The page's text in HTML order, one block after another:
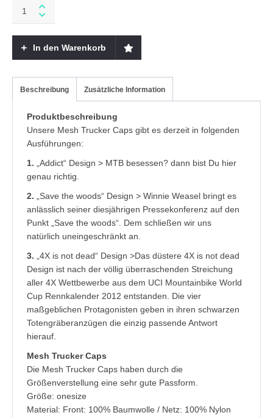
Trucker
In den Warenkorb
Beschreibung Zusätzliche Information
Produktbeschreibung
Unsere Mesh Trucker Caps gibt es derzeit in folgenden
Ausführungen:
1. „Addict“ Design > MTB besessen? dann bist Du hier
genau richtig.
2. „Save the woods“ Design > Winnie Weasel bringt es
anlässlich seiner diesjährigen Pressekonferenz auf den
Punkt „Save the woods“. Dem schließen wir uns
natürlich uneingeschränkt an.
3. „4X is not dead“ Design >Das düstere 4X is not dead
Design ist nach der völlig überraschenden Streichung
aller 4X Wettbewerbe aus dem UCI Mountainbike World
Cup Rennkalender 2012 entstanden. Die vier
maßgeblichen Protagonisten geben in ihren schwarzen
Totengräberanzügen die einzig passende Antwort
hierauf.
Mesh Trucker Caps
Die Mesh Trucker Caps haben durch die
Größenverstellung eine sehr gute Passform.
Größe: onesize
Material: Front: 100% Baumwolle / Netz: 100% Nylon